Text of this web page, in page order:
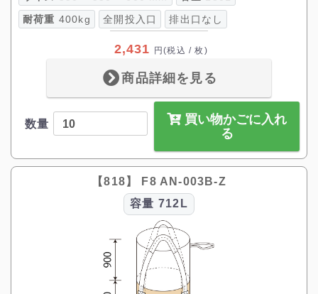
耐荷重 400kg 全開投入口 排出口なし
2,431 円(税込 / 枚)
商品詳細を見る
数量
買い物かごに入れ
る
【818】 F8 AN-003B-Z
容量 712L